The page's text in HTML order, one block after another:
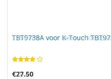
TBT9738A voor K-Touch
€27.50